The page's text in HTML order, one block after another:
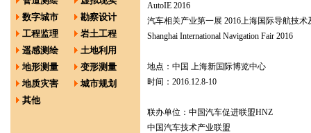
数字城市
勘察设计
工程监理
岩土工程
遥感测绘
土地利用
地形测量
变形测量
地质灾害
城市规划
其他
AutoIE 2016
汽车相关产业第一展 2016上海国际导航技术
Shanghai International Navigation Fair 2016
地点：中国 上海新国际博览中心
时间：2016.12.8-10
联办单位：中国汽车促
中国汽车技术产业联盟